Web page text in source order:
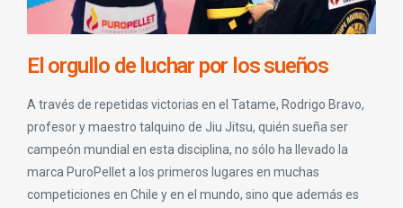
El orgullo de luchar por los sueños
A través de repetidas victorias en el Tatame, Rodrigo Bravo,
profesor y maestro talquino de Jiu Jitsu, quién sueña ser
campeón mundial en esta disciplina, no sólo ha llevado la
marca PuroPellet a los primeros lugares en muchas
competiciones en Chile y en el mundo, sino que además es